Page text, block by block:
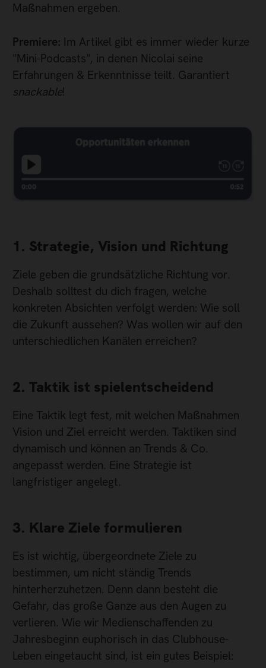
Maßnahmen ergeben.
Premiere: Im Artikel gibt es immer wieder kurze
"Mini-Podcasts", in denen Nicolai seine
Erfahrungen & Erkenntnisse teilt. Garantiert
snackable!
1. Strategie, Vision und Richtung
Ziele geben die grundsätzliche Richtung vor.
Deshalb solltest du dich fragen, welche
konkreten Absichten verfolgt werden: Wie soll
die Zukunft aussehen? Was wollen wir auf den
unterschiedlichen Kanälen erreichen?
2. Taktik ist spielentscheidend
Eine Taktik legt fest, mit welchen Maßnahmen
Vision und Ziel erreicht werden. Taktiken sind
dynamisch und können an Trends & Co.
angepasst werden. Eine Strategie ist
langfristiger angelegt.
3. Klare Ziele formulieren
Es ist wichtig, übergeordnete Ziele zu
bestimmen, um nicht ständig Trends
hinterherzuhetzen. Denn dann besteht die
Gefahr, das große Ganze aus den Augen zu
verlieren. Wie wir Medienschaffenden zu
Jahresbeginn euphorisch in das Clubhouse-
Leben eingetaucht sind, ist ein gutes Beispiel: